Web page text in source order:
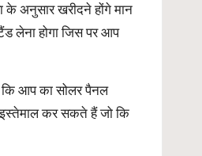
अनुसार खरीदने होंगे मान
लेना होगा जिस पर आप
कि आप का सोलर पैनल
इस्तेमाल कर सकते हैं जो कि